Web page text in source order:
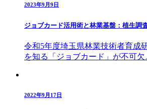
2023年9月9日
ジョブカード活用術と林業基盤：植生調
令和5年度埼玉県林業技術者育成
を知る「ジョブカード」が不可
2022年9月17日